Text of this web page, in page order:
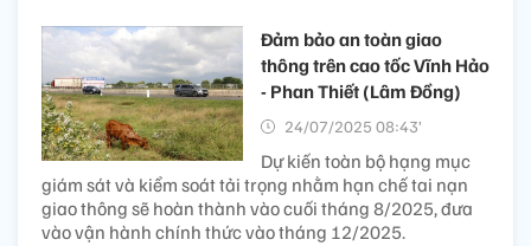
Đảm bảo an toàn giao
thông trên cao tốc Vĩnh Hảo
- Phan Thiết (Lâm Đồng)
24/07/2025 08:43’
Dự kiến toàn bộ hạng mục
giám sát và kiểm soát tải trọng nhằm hạn chế tai nạn
giao thông sẽ hoàn thành vào cuối tháng 8/2025, đưa
vào vận hành chính thức vào tháng 12/2025.